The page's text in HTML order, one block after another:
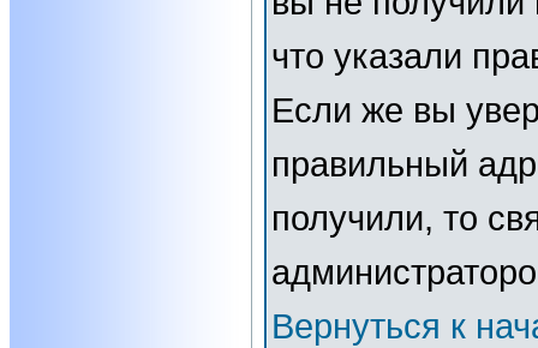
что указали
Если же вы
правильный
получили, то
Вернуться к